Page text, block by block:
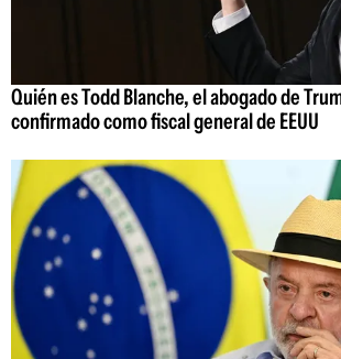
Quién es Todd Blanche, el abogado de
confirmado como fiscal general de EEUU